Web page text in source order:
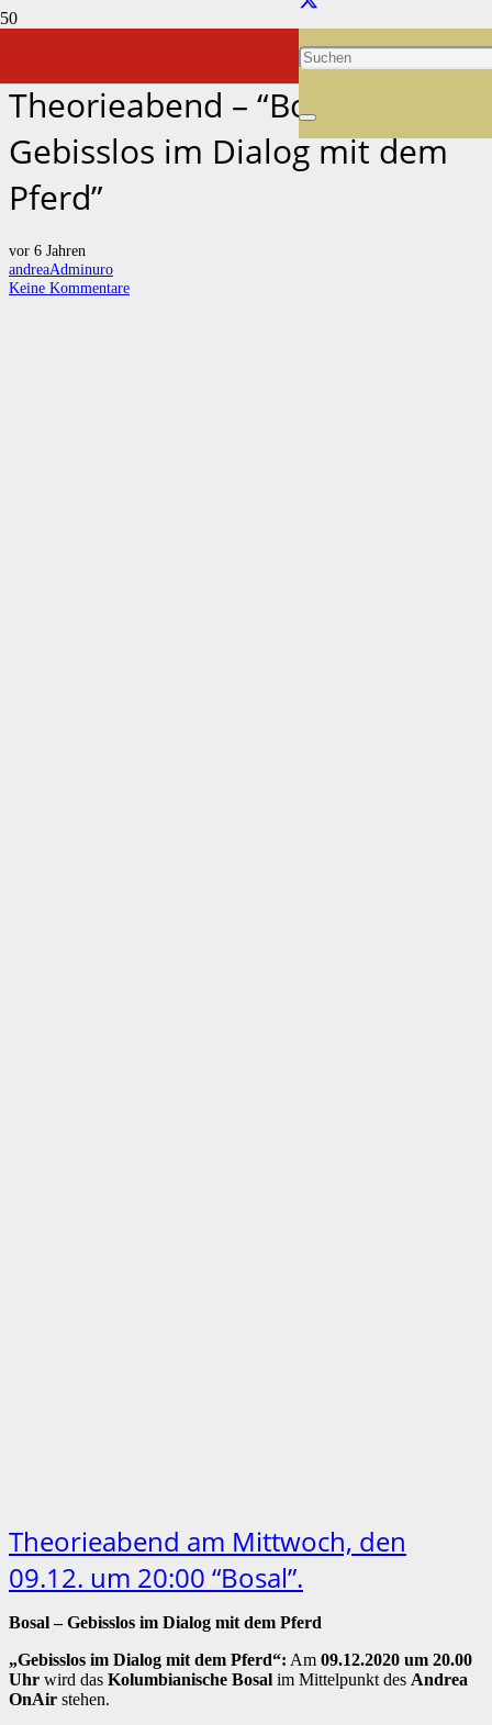
Andrea OnAir 09.12.2020-
Theorieabend – “Bosal –
Gebisslos im Dialog mit dem
Pferd”
vor 6 Jahren
andreaAdminuro
Keine Kommentare
Theorieabend am Mittwoch, den
09.12. um 20:00 “Bosal”.
Bosal – Gebisslos im Dialog mit dem Pferd
„Gebisslos im Dialog mit dem Pferd“: Am 09.12.2020 um 20.00
Uhr wird das Kolumbianische Bosal im Mittelpunkt des Andrea
OnAir stehen.